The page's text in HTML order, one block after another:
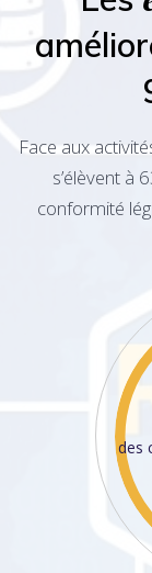
Face aux
s’élèvent à
conformité
des